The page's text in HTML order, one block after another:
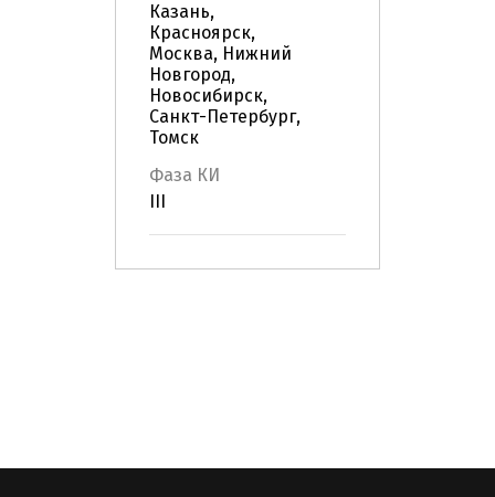
Казань,
Красноярск,
Москва, Нижний
Новгород,
Новосибирск,
Санкт-Петербург,
Томск
Фаза КИ